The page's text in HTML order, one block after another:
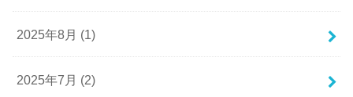
2025年8月 (1)
2025年7月 (2)